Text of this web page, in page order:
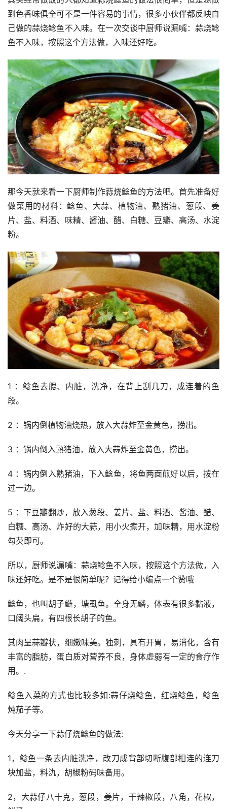
到色香味俱全可不是一件容易的事情，很多小伙伴都反映自
己做的蒜烧鲶鱼不入味。在一次交谈中厨师说漏嘴：蒜烧鲶
鱼不入味，按照这个方法做，入味还好吃。
那今天就来看一下厨师制作蒜烧鲶鱼的方法吧。首先准备好
做菜用的材料：鲶鱼、大蒜、植物油、熟猪油、葱段、姜
片、盐、料酒、味精、酱油、醋、白糖、豆瓣、高汤、水淀
粉。
1 ：鲶鱼去腮、内脏，洗净，在背上刮几刀，成连着的鱼
段。
2 ：锅内倒植物油烧热，放入大蒜炸至金黄色，捞出。
3 ：锅内倒入熟猪油，放入大蒜炸至金黄色，捞出。
4 ：锅内倒入熟猪油，下入鲶鱼，将鱼两面煎好以后，拨在
过一边。
5 ：下豆瓣翻炒，放入葱段、姜片、盐、料酒、酱油、醋、
白糖、高汤、炸好的大蒜，用小火煮开，加味精，用水淀粉
勾芡即可。
所以，厨师说漏嘴：蒜烧鲶鱼不入味，按照这个方法做，入
味还好吃。是不是很简单呢？记得给小编点一个赞哦
鲶鱼，也叫胡子鲢，塘虱鱼。全身无鳞，体表有很多黏液，
口阔头扁，有四根长胡子的鱼。
其肉呈蒜瓣状，细嫩味美。独刺，具有开胃，易消化，含有
丰富的脂肪，蛋白质对营养不良，身体虚弱有一定的食疗作
用。.
鲶鱼入菜的方式也比较多如:蒜仔烧鲶鱼，红烧鲶鱼，鲶鱼
炖茄子等。
今天分享一下蒜仔烧鲶鱼的做法:
1，鲶鱼一条去内脏洗净，改刀成背部切断腹部相连的连刀
块加盐，料氿，胡椒粉码味备用。
2，大蒜仔八十克，葱段，姜片，干辣椒段，八角，花椒，